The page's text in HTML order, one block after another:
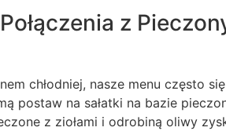
z
chłodniej, nasze menu często
postaw na sałatki na bazie
z ziołami i odrobiną oliwy